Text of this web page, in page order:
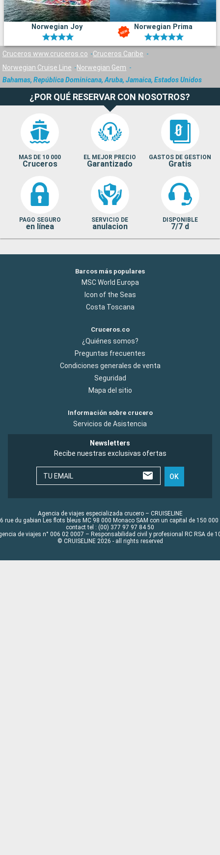
Norwegian Joy Norwegian Prima
Cruceros www.cruceros.co
Cruceros Caribe
Norwegian Cruise Line
Norwegian Gem
Bahamas, República Dominicana, Aruba, Jamaica, Estados Unidos
¿POR QUÉ RESERVAR CON NOSOTROS?
MAS DE 10 000
Cruceros
EL MEJOR PRECIO
Garantizado
GASTOS DE GESTION
Gratis
PAGO SEGURO
en línea
SERVICIO DE
anulacion
DISPONIBLE
7/7 d
Barcos más populares
MSC World Europa
Icon of the Seas
Costa Toscana
Cruceros.co
¿Quiénes somos?
Preguntas frecuentes
Condiciones generales de venta
Seguridad
Mapa del sitio
Información sobre crucero
Servicios de Asistencia
Newsletters
Recibe nuestras exclusivas ofertas
TU EMAIL OK
Agencia de viajes especializada crucero – CRUISELINE
rue du gabian Les flots bleus MC 98 000 Monaco SAM con un capital de 150 000
contact tel : (00) 377 97 97 84 50
de viajes n° 006 02 0007 – Responsabilidad civil y profesional RC RSA de
© CRUISELINE 2026 - all rights reserved